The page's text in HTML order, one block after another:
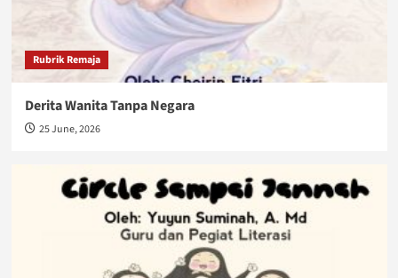
Rubrik Remaja
Derita Wanita Tanpa Negara
25 June, 2026